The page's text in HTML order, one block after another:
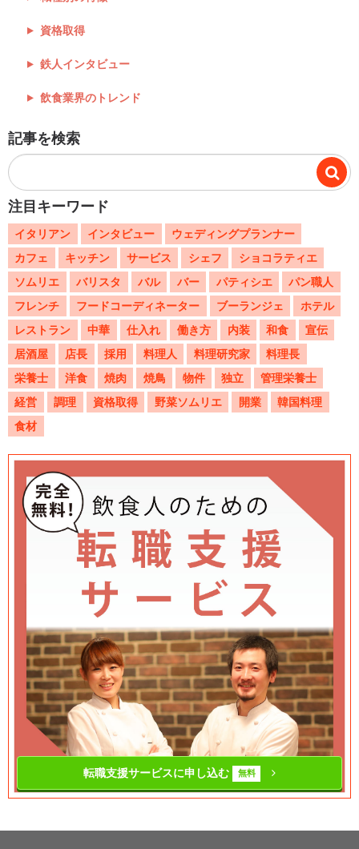
資格取得
鉄人インタビュー
飲食業界のトレンド
記事を検索
注目キーワード
イタリアン インタビュー
ウェディングプランナー
カフェ
キッチン サービス シェフ
ショコラティエ
ソムリエ
バリスタ バル バー パティシエ
パン職人
フレンチ
フードコーディネーター ブーランジェ
ホテル
レストラン
中華 仕入れ 働き方 内装 和食
宣伝
居酒屋
店長 採用 料理人 料理研究家
料理長
栄養士
洋食 焼肉 焼鳥 物件 独立
管理栄養士
経営
調理 資格取得 野菜ソムリエ 開業
韓国料理
食材
転職支援サービスに申し込む 無料